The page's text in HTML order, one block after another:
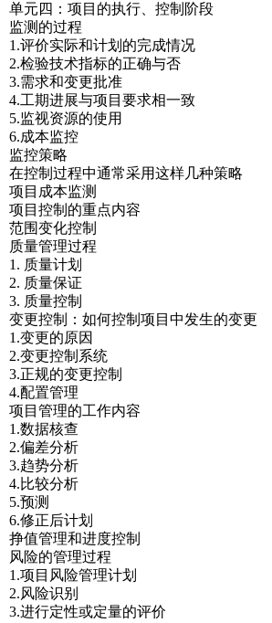
单元四：项目的执行、控制阶段
监测的过程
1.评价实际和计划的完成情况
2.检验技术指标的正确与否
3.需求和变更批准
4.工期进展与项目要求相一致
5.监视资源的使用
6.成本监控
监控策略
在控制过程中通常采用这样几种策略
项目成本监测
项目控制的重点内容
范围变化控制
质量管理过程
1. 质量计划
2. 质量保证
3. 质量控制
变更控制：如何控制项目中发生的变更
1.变更的原因
2.变更控制系统
3.正规的变更控制
4.配置管理
项目管理的工作内容
1.数据核查
2.偏差分析
3.趋势分析
4.比较分析
5.预测
6.修正后计划
挣值管理和进度控制
风险的管理过程
1.项目风险管理计划
2.风险识别
3.进行定性或定量的评价